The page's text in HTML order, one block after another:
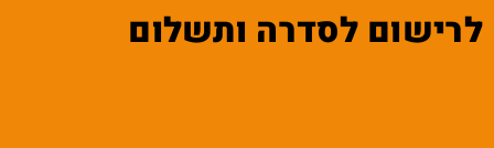
לרישום לסדרה ותשלום